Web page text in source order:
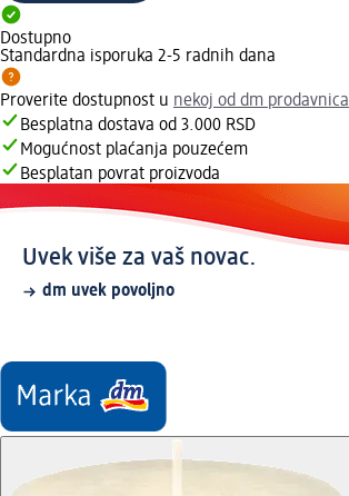
Dostupno
Standardna isporuka 2-5 radnih dana
Proverite dostupnost u nekoj od dm prodavnica
Besplatna dostava od 3.000 RSD
Mogućnost plaćanja pouzećem
Besplatan povrat proizvoda
Uvek više za vaš novac.
dm uvek povoljno